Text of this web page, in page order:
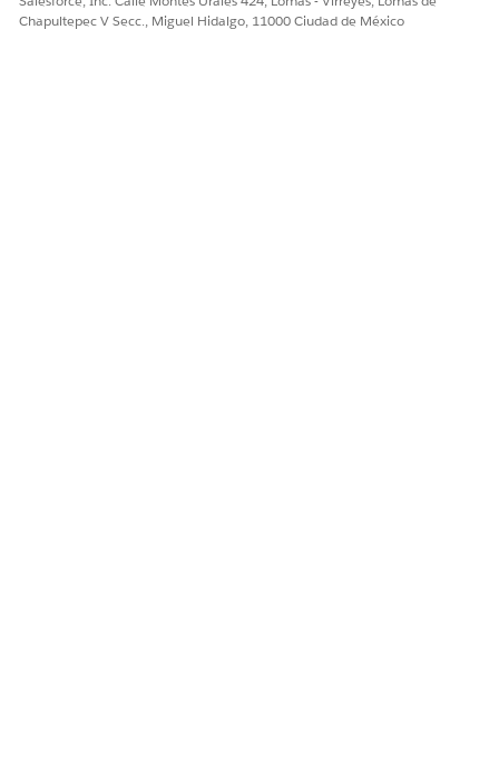
Chapultepec V Secc., Miguel Hidalgo, 11000 Ciudad de México